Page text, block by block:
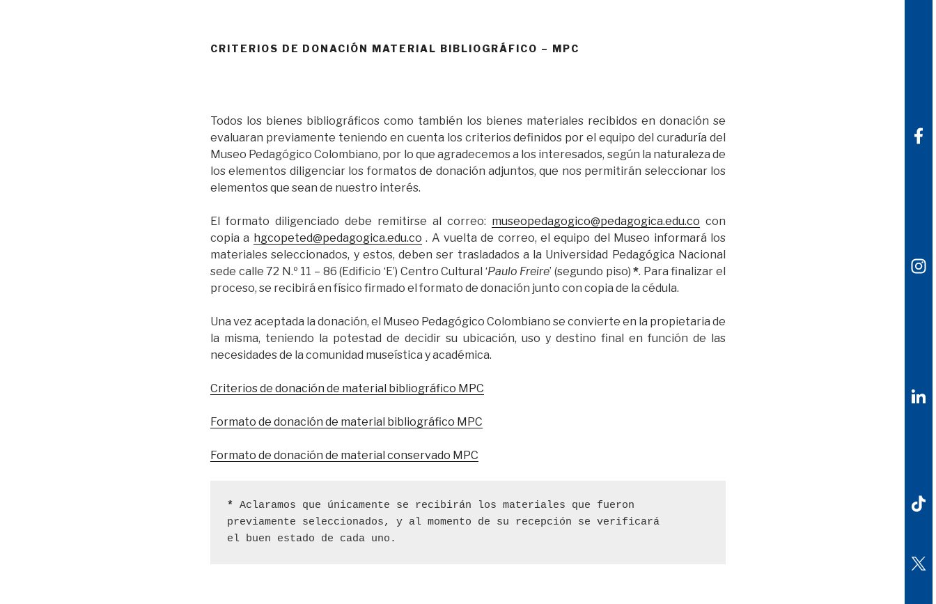
CRITERIOS DE DONACIÓN MATERIAL BIBLIOGRÁFICO – MPC
Todos los bienes bibliográficos como también los bienes materiales recibidos en donación se
evaluaran previamente teniendo en cuenta los criterios definidos por el equipo del curaduría del
Museo Pedagógico Colombiano, por lo que agradecemos a los interesados, según la naturaleza de
los elementos diligenciar los formatos de donación adjuntos, que nos permitirán seleccionar los
elementos que sean de nuestro interés.
El formato diligenciado debe remitirse al correo: museopedagogico@pedagogica.edu.co con
copia a hgcopeted@pedagogica.edu.co . A vuelta de correo, el equipo del Museo informará los
materiales seleccionados, y estos, deben ser trasladados a la Universidad Pedagógica Nacional
sede calle 72 N.º 11 – 86 (Edificio ‘E’) Centro Cultural ‘Paulo Freire’ (segundo piso)*. Para finalizar el
proceso, se recibirá en físico firmado el formato de donación junto con copia de la cédula.
Una vez aceptada la donación, el Museo Pedagógico Colombiano se convierte en la propietaria de
la misma, teniendo la potestad de decidir su ubicación, uso y destino final en función de las
necesidades de la comunidad museística y académica.
Criterios de donación de material bibliográfico MPC
Formato de donación de material bibliográfico MPC
Formato de donación de material conservado MPC
* Aclaramos que únicamente se recibirán los materiales que fueron
previamente seleccionados, y al momento de su recepción se verificará
el buen estado de cada uno.